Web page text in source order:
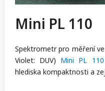
Mini PL 110
Spektrometr pro měření
Violet: DUV) Mini PL 110
hlediska kompaktnosti a